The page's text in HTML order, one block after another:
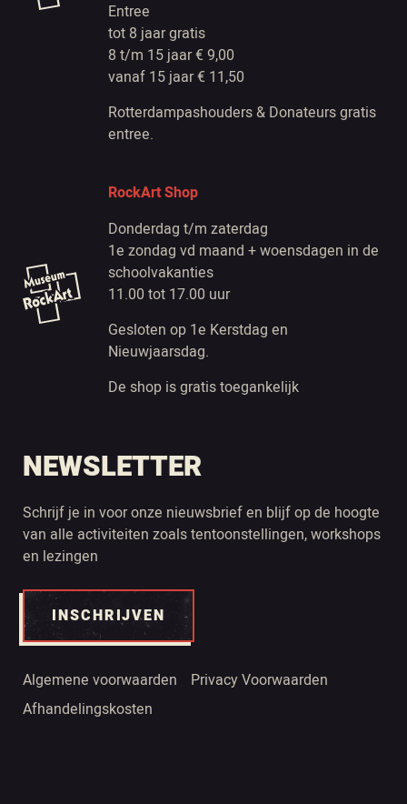
Entree
tot 8 jaar gratis
8 t/m 15 jaar € 9,00
vanaf 15 jaar € 11,50
Rotterdampashouders & Donateurs gratis
entree.
RockArt Shop
Donderdag t/m zaterdag
1e zondag vd maand + woensdagen in de
schoolvakanties
11.00 tot 17.00 uur
Gesloten op 1e Kerstdag en
Nieuwjaarsdag.
De shop is gratis toegankelijk
NEWSLETTER
Schrijf je in voor onze nieuwsbrief en blijf op de hoogte
van alle activiteiten zoals tentoonstellingen, workshops
en lezingen
INSCHRIJVEN
Algemene voorwaarden
Privacy Voorwaarden
Afhandelingskosten